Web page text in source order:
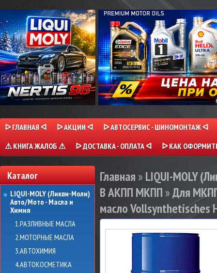
ᐅ ГЛАВНАЯ ᐊ ᐅ АКЦИИ ᐊ
ᐅ АВТОСЕРВИС - ШИНОМОНТАЖ ᐊ
⚠ КНИГА ЖАЛОБ ⚠
ᐅ ДОСТАВКА - ОПЛАТА ᐊ ᐅ КАК
Каталог
LIQUI-MOLY (Ликви-Моли)
Авто/Мото - Масла и
Химия
1.РАЗЛИВНЫЕ МАСЛА
2.МОТОРНЫЕ МАСЛА
3.АВТОХИМИЯ
4.АВТОКОСМЕТИКА
Главная » LIQUI-MOLY
В АКПП МКПП »Для
масло Vollsynthetisches